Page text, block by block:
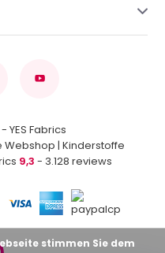
YES Fabrics
Webshop | Kinderstoffe
9,3 - 3.128 reviews
stimmen Sie dem